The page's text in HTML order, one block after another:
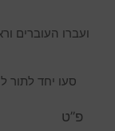
ועברו העוברים
סעו יחד לתור
פ”ט